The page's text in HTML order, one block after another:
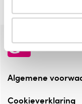
de
Algemene
Cookieverklaring